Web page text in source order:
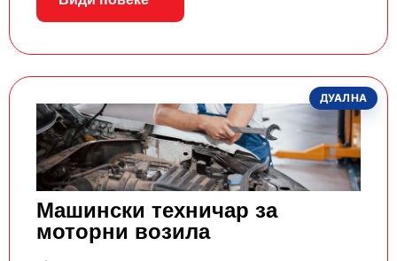
ДУАЛНА
Машински техничар за
моторни возила